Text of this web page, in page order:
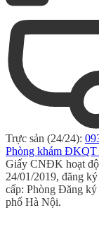
Trực sản (24/24):
Phòng khám
Giấy CNĐK hoạt
24/01/2019, đăng
cấp: Phòng Đăng
phố Hà Nội.